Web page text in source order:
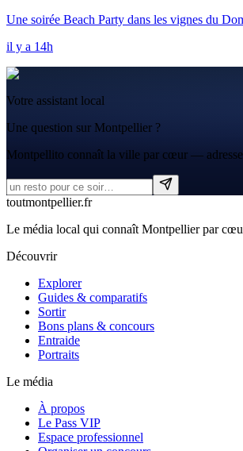
Une soirée Beach Party dans les vignes du
il y a 14h
Votre assistant local
Une question sur Montpellier ?
Montpellito connaît la ville par cœur —
toutmontpellier.fr
Le média local qui connaît Montpellier par
Découvrir
Explorer
Guides & comparatifs
Sortir
Bons plans & concours
Entraide
Portraits
Le média
À propos
Le Pass VIP
Espace professionnel